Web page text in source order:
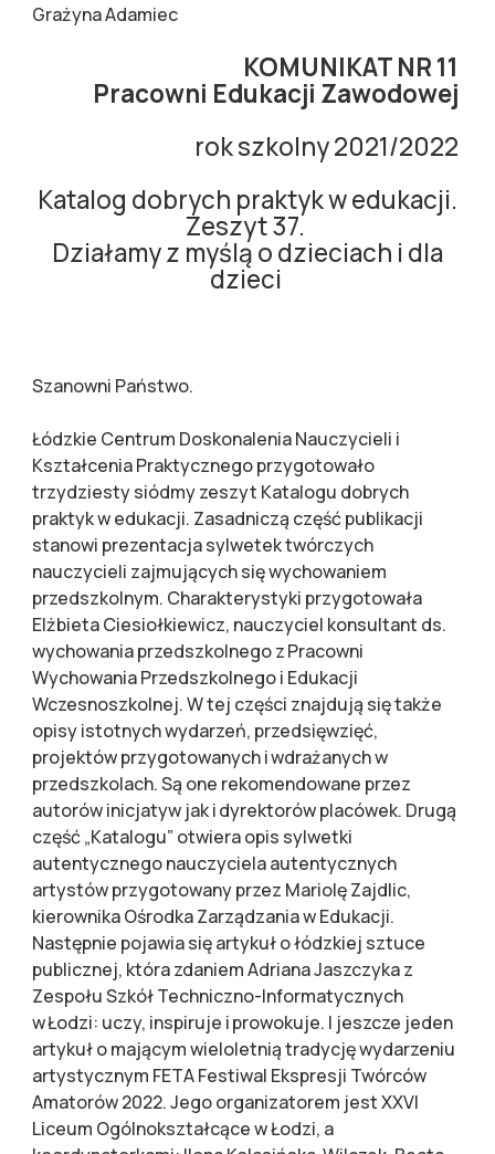
Grażyna Adamiec
KOMUNIKAT NR 11
Pracowni Edukacji Zawodowej
rok szkolny 2021/2022
Katalog dobrych praktyk w edukacji.
Zeszyt 37.
Działamy z myślą o dzieciach i dla
dzieci
Szanowni Państwo.
Łódzkie Centrum Doskonalenia Nauczycieli i
Kształcenia Praktycznego przygotowało
trzydziesty siódmy zeszyt Katalogu dobrych
praktyk w edukacji. Zasadniczą część publikacji
stanowi prezentacja sylwetek twórczych
nauczycieli zajmujących się wychowaniem
przedszkolnym. Charakterystyki przygotowała
Elżbieta Ciesiołkiewicz, nauczyciel konsultant ds.
wychowania przedszkolnego z Pracowni
Wychowania Przedszkolnego i Edukacji
Wczesnoszkolnej. W tej części znajdują się także
opisy istotnych wydarzeń, przedsięwzięć,
projektów przygotowanych i wdrażanych w
przedszkolach. Są one rekomendowane przez
autorów inicjatyw jak i dyrektorów placówek. Drugą
część „Katalogu” otwiera opis sylwetki
autentycznego nauczyciela autentycznych
artystów przygotowany przez Mariolę Zajdlic,
kierownika Ośrodka Zarządzania w Edukacji.
Następnie pojawia się artykuł o łódzkiej sztuce
publicznej, która zdaniem Adriana Jaszczyka z
Zespołu Szkół Techniczno-Informatycznych
w Łodzi: uczy, inspiruje i prowokuje. I jeszcze jeden
artykuł o mającym wieloletnią tradycję wydarzeniu
artystycznym FETA Festiwal Ekspresji Twórców
Amatorów 2022. Jego organizatorem jest XXVI
Liceum Ogólnokształcące w Łodzi, a